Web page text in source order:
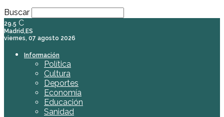
Buscar
29.5 C
Madrid,ES
viernes, 07 agosto 2026
Información
Política
Cultura
Deportes
Economía
Educación
Sanidad